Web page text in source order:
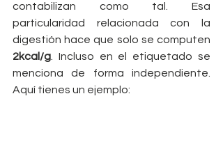
contabilizan como tal. Esa
particularidad relacionada con la
2kcal/g . Incluso en el etiquetado se
menciona de forma independiente.
Aquí tienes un ejemplo: